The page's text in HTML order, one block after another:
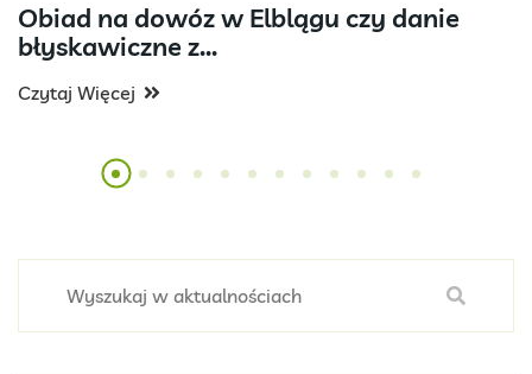
Obiad na dowóz w Elblągu czy danie
błyskawiczne z...
Czytaj Więcej